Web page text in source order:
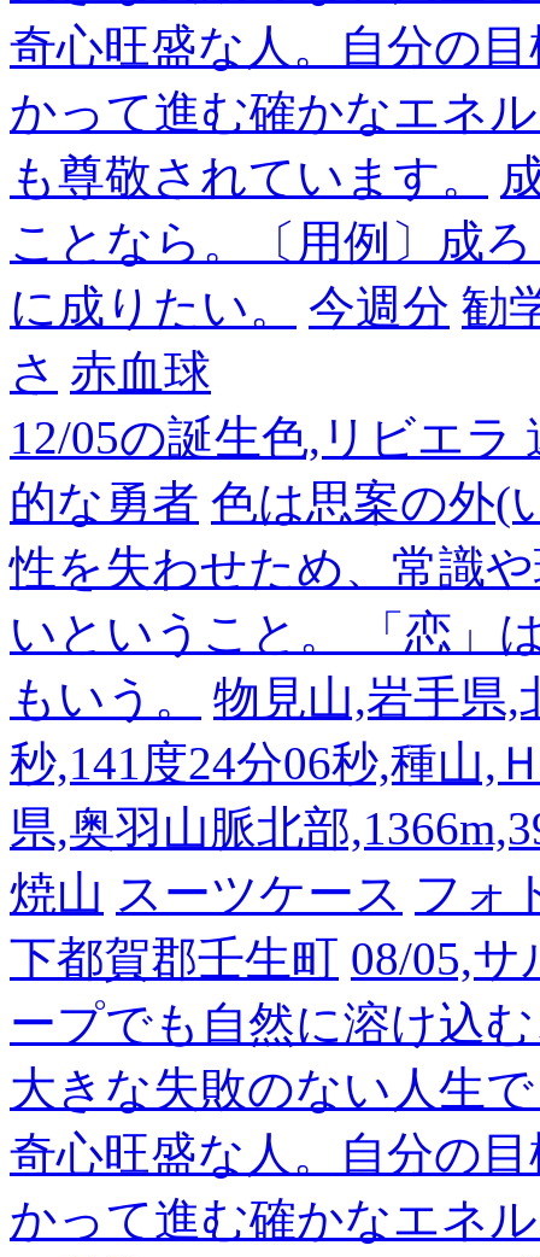
奇心旺盛な人。自分の
かって進む確かなエネ
も尊敬されています。
ことなら。〔用例〕成
に成りたい。
今週分 勧
さ 赤血球
12/05の誕生色,リビエ
的な勇者 色は思案の外(
性を失わせため、常識
いということ。 「恋」
もいう。
物見山,岩手県,
秒,141度24分06秒,種山,
県,奥羽山脈北部
焼山 スーツケース フォ
下都賀郡壬生町 08/05,
ープでも自然に溶け込
大きな失敗のない人生
奇心旺盛な人。自分の
かって進む確かなエネ